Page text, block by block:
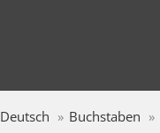
Deutsch Buchstaben